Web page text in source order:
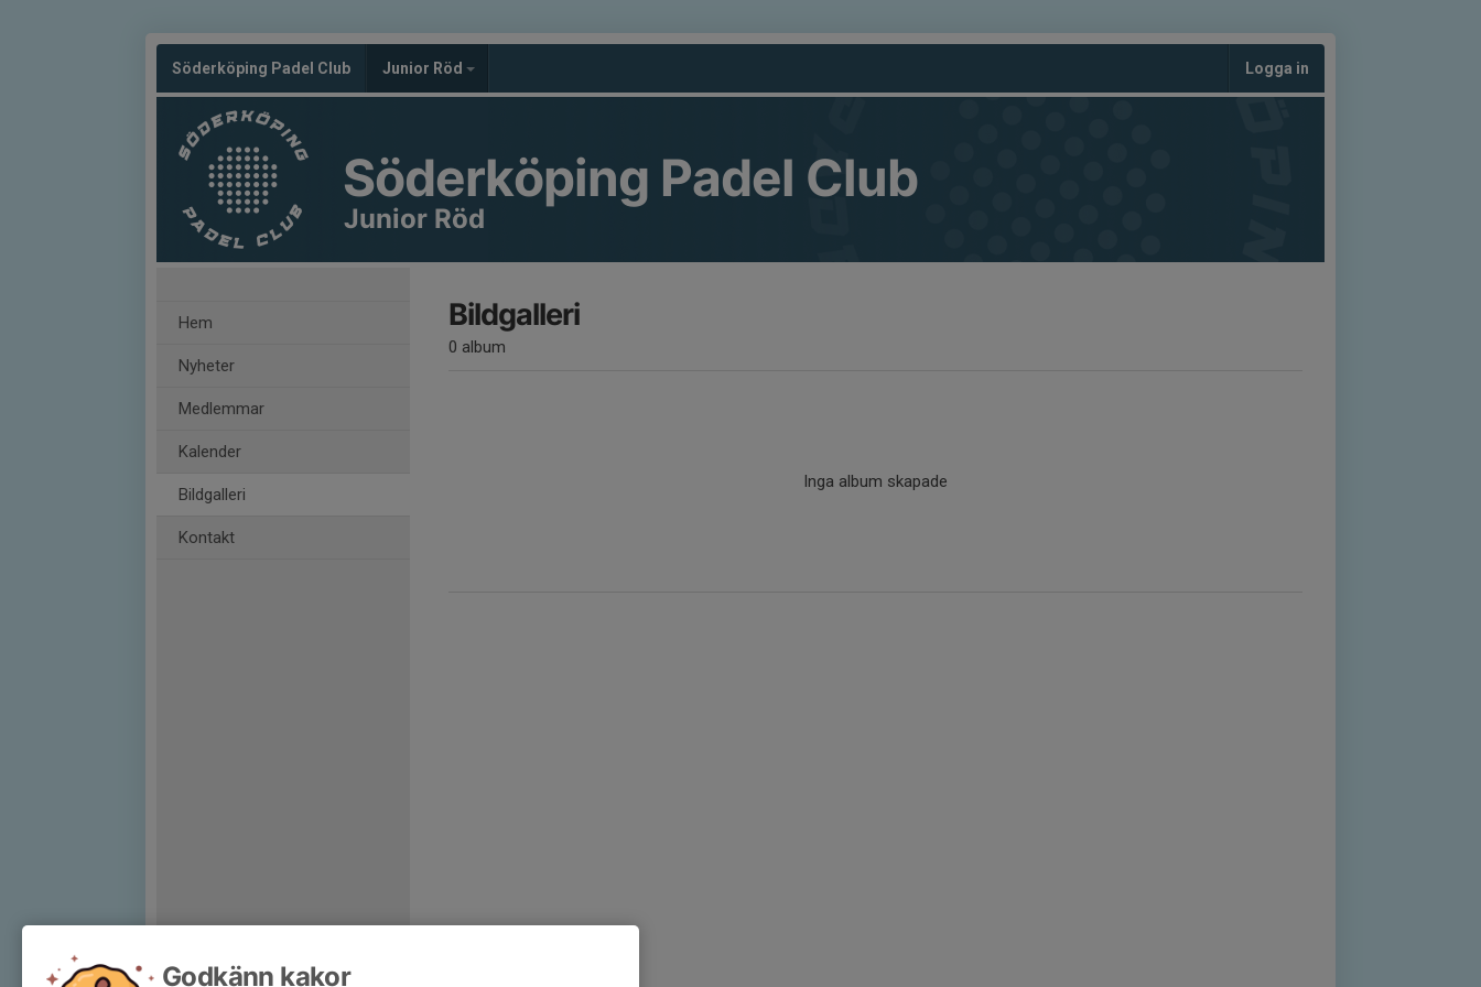
Söderköping Padel Club Junior Röd Logga in
Söderköping Padel Club
Junior Röd
Hem
Nyheter
Medlemmar
Kalender
Bildgalleri
Kontakt
Bildgalleri
0 album
Inga album skapade
Godkänn kakor